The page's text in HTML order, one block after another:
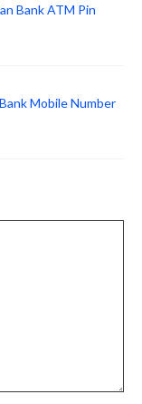
Bank ATM Pin
Bank Mobile Number